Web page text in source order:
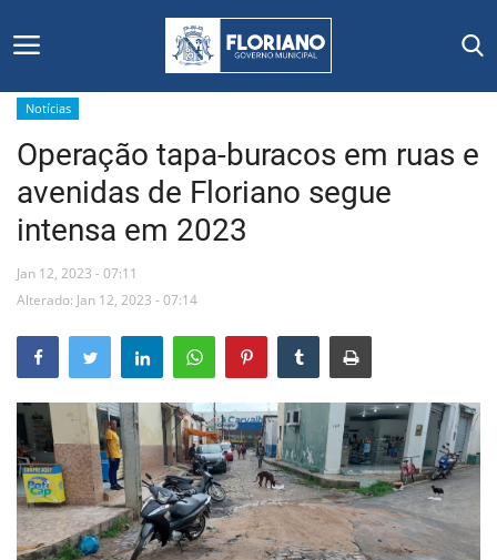
Início
Editais
Floriano
Mural de Licitações
Notícias
Vídeos
Webmail
Notícias
Operação tapa-buracos em ruas e
avenidas de Floriano segue
intensa em 2023
Jan 12, 2023 - 07:11
Alterado: Jan 12, 2023 - 07:14